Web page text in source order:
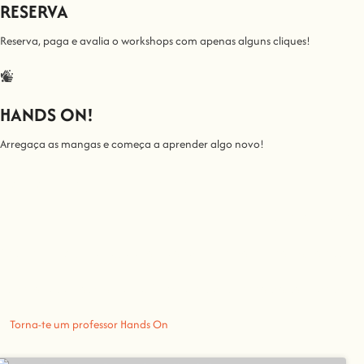
RESERVA
Reserva, paga e avalia o workshops com apenas alguns cliques!
HANDS ON!
Arregaça as mangas e começa a aprender algo novo!
Torna-te um professor Hands On